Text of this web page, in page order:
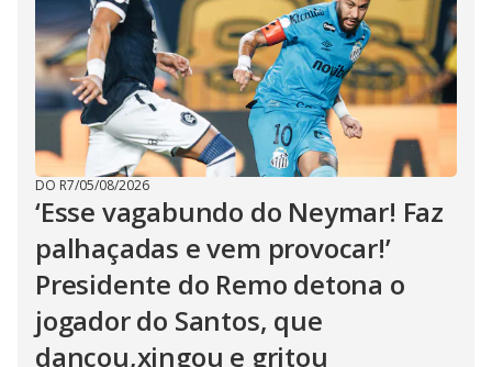
DO R7/05/08/2026
‘Esse vagabundo do Neymar! Faz
palhaçadas e vem provocar!’
Presidente do Remo detona o
jogador do Santos, que
dançou,xingou e gritou